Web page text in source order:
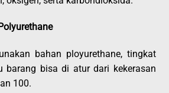
bahan ployurethane, tingkat
barang bisa di atur dari kekerasan
100.